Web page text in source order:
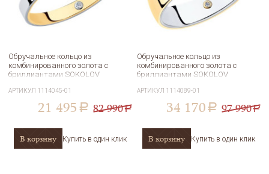
Обручальное кольцо из
комбинированного золота с
бриллиантами SOKOLOV
АРТИКУЛ 1114045-01
21 495 a 82 990a
В корзину Купить в один клик
Обручальное кольцо из
комбинированного золота с
бриллиантами SOKOLOV
АРТИКУЛ 1114089-01
34 170 a 97 990a
В корзину Купить в один клик